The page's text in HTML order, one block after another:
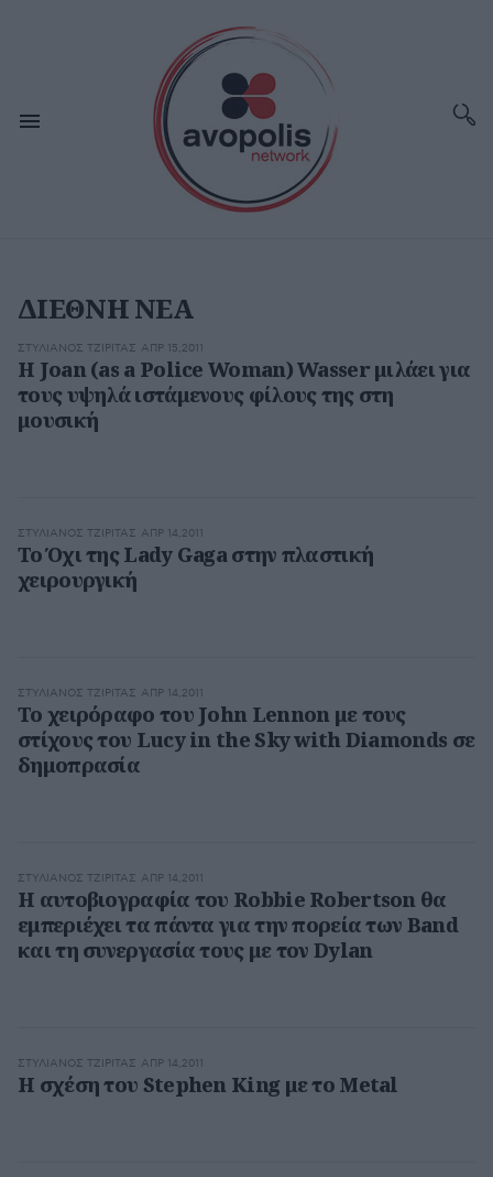
ΔΙΕΘΝΗ ΝΕΑ
ΣΤΥΛΙΑΝΌΣ ΤΖΙΡΊΤΑΣ ΑΠΡ 15,2011
H Joan (as a Police Woman) Wasser μιλάει για
τους υψηλά ιστάμενους φίλους της στη
μουσική
ΣΤΥΛΙΑΝΌΣ ΤΖΙΡΊΤΑΣ ΑΠΡ 14,2011
Το Όχι της Lady Gaga στην πλαστική
χειρουργική
ΣΤΥΛΙΑΝΌΣ ΤΖΙΡΊΤΑΣ ΑΠΡ 14,2011
Το χειρόραφο του John Lennon με τους
στίχους του Lucy in the Sky with Diamonds σε
δημοπρασία
ΣΤΥΛΙΑΝΌΣ ΤΖΙΡΊΤΑΣ ΑΠΡ 14,2011
Η αυτοβιογραφία του Robbie Robertson θα
εμπεριέχει τα πάντα για την πορεία των Band
και τη συνεργασία τους με τον Dylan
ΣΤΥΛΙΑΝΌΣ ΤΖΙΡΊΤΑΣ ΑΠΡ 14,2011
Η σχέση του Stephen King με το Metal